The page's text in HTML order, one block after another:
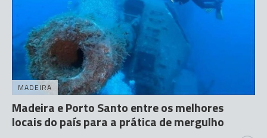
MADEIRA
Madeira e Porto Santo entre os melhores
locais do país para a prática de mergulho